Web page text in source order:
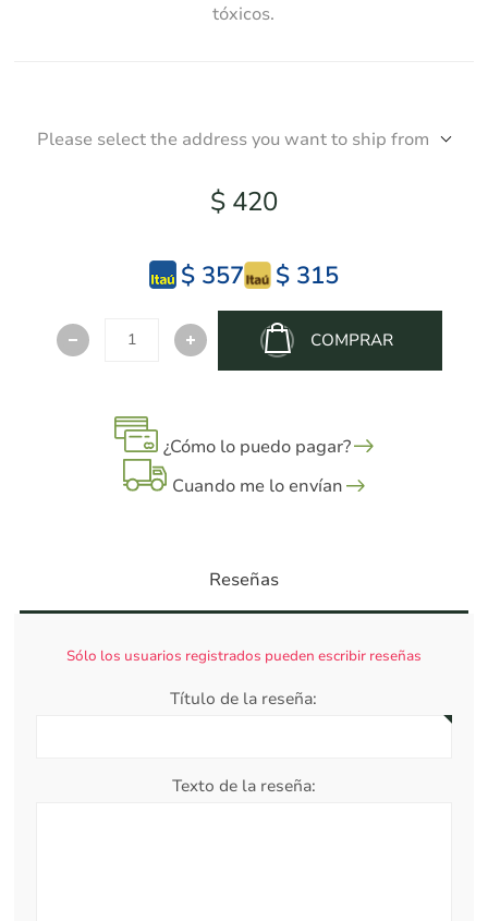
tóxicos.
Please select the address you want to ship from
$ 420
$ 357 $ 315
COMPRAR
¿Cómo lo puedo pagar?
Cuando me lo envían
Reseñas
Sólo los usuarios registrados pueden escribir reseñas
Título de la reseña:
Texto de la reseña: